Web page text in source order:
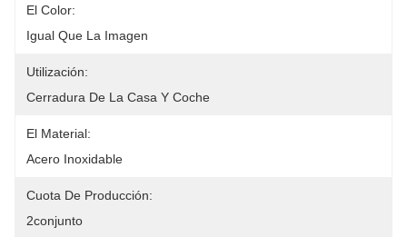
El Color:
Igual Que La Imagen
Utilización:
Cerradura De La Casa Y Coche
El Material:
Acero Inoxidable
Cuota De Producción:
2conjunto